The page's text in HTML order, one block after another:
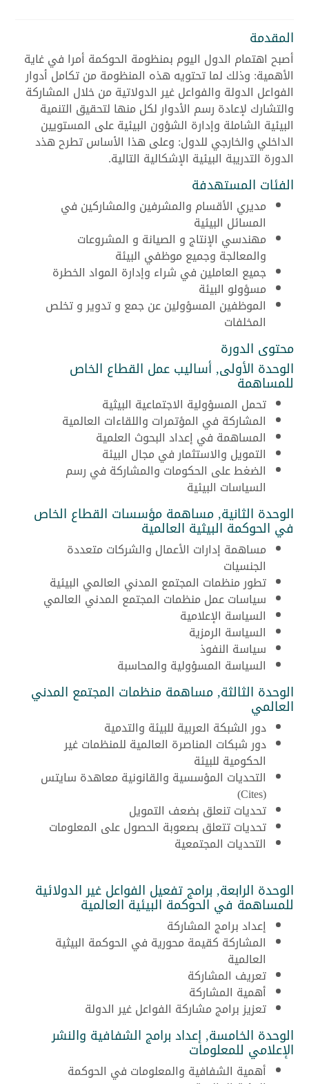
المقدمة
أصبح اهتمام الدول اليوم بمنظومة الحوكمة أمرا في غاية
الأهمية: وذلك لما تحتويه هذه المنظومة من تكامل أدوار
الفواعل الدولة والفواعل غير الدولاتية من خلال المشاركة
والتشارك لإعادة رسم الأدوار لكل منها لتحقيق التنمية
البيئية الشاملة وإدارة الشؤون البيئية على المستويين
الداخلي والخارجي للدول: وعلى هذا الأساس تطرح هذد
الدورة التدريبة البيئية الإشكالية التالية.
الفئات المستهدفة
مديري الأقسام والمشرفين والمشاركين في
المسائل البيئية
مهندسي الإنتاج و الصيانة و المشروعات
والمعالجة وجميع موظفي البيئة
جميع العاملين في شراء وإدارة المواد الخطرة
مسؤولو البيئة
الموظفين المسؤولين عن جمع و تدوير و تخلص
المخلفات
محتوى الدورة
الوحدة الأولى, أساليب عمل القطاع الخاص
للمساهمة
تحمل المسؤولية الاجتماعية البيثية
المشاركة في المؤتمرات واللقاءات العالمية
المساهمة في إعداد البحوث العلمية
التمويل والاستثمار في مجال البيئة
الضغط على الحكومات والمشاركة في رسم
السياسات البيئية
الوحدة الثانية, مساهمة مؤسسات القطاع الخاص
في الحوكمة البيثية العالمية
مساهمة إدارات الأعمال والشركات متعددة
الجنسيات
تطور منظمات المجتمع المدني العالمي البيئية
سياسات عمل منظمات المجتمع المدني العالمي
السياسة الإعلامية
السياسة الرمزية
سياسة النفوذ
السياسة المسؤولية والمحاسبة
الوحدة الثالثة, مساهمة منظمات المجتمع المدني
العالمي
دور الشبكة العربية للبيئة والتدمية
دور شبكات المناصرة العالمية للمنظمات غير
الحكومية للبيئة
التحديات المؤسسية والقانونية معاهدة سايتس
(Cites)
تحديات تنعلق بضعف التمويل
تحديات تتعلق بصعوبة الحصول على المعلومات
التحديات المجتمعية
الوحدة الرابعة, برامج تفعيل الفواعل غير الدولائية
للمساهمة في الحوكمة البيئية العالمية
إعداد برامج المشاركة
المشاركة كقيمة محورية في الحوكمة البيثية
العالمية
تعريف المشاركة
أهمية المشاركة
تعزيز برامج مشاركة الفواعل غير الدولة
الوحدة الخامسة, إعداد برامج الشفافية والنشر
الإعلامي للمعلومات
أهمية الشفافية والمعلومات في الحوكمة